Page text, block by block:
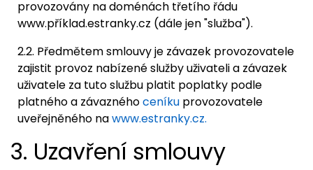
provozovány na doménách třetího řádu
www.příklad.estranky.cz (dále jen "služba").
2.2. Předmětem smlouvy je závazek provozovatele
zajistit provoz nabízené služby uživateli a závazek
uživatele za tuto službu platit poplatky podle
platného a závaznéhoceníku provozovatele
uveřejněného nawww.estranky.cz.
3. Uzavření smlouvy